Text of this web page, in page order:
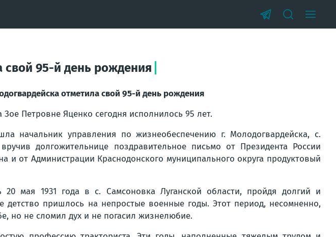
свой 95-й день рождения
отметила свой 95-й день рождения
Петровне Яценко сегодня исполнилось 95 лет.
начальник управления по жизнеобеспечению г. Молодогвардейска, с.
долгожительнице поздравительное письмо от Президента России
и от Администрации Краснодонского муниципального округа продуктовый
20 мая 1931 года в с. Самсоновка Луганской области, пройдя долгий и
пришлось на непростые военные годы. Этот период, несомненно,
но не сломил дух и не погасил жизнелюбие.